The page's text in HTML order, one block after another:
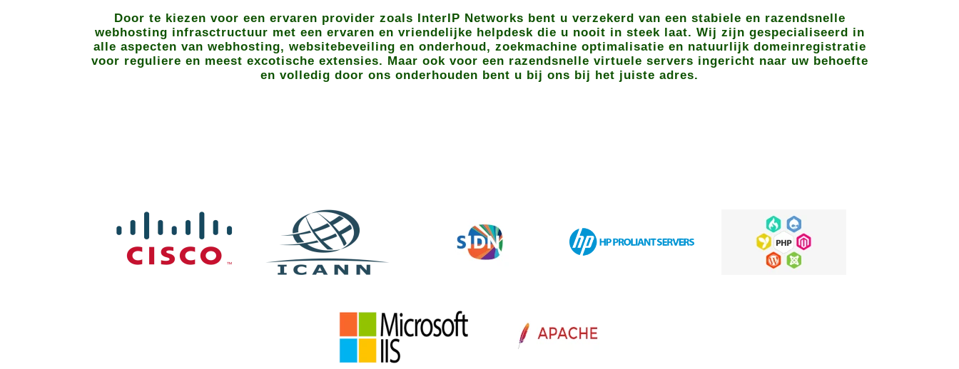
Door te kiezen voor een ervaren provider zoals InterIP Networks bent u verzekerd van een stabiele en razendsnelle
webhosting infrasctructuur met een ervaren en vriendelijke helpdesk die u nooit in steek laat. Wij zijn gespecialiseerd in
alle aspecten van webhosting, websitebeveiling en onderhoud, zoekmachine optimalisatie en natuurlijk domeinregistratie
voor reguliere en meest excotische extensies. Maar ook voor een razendsnelle virtuele servers ingericht naar uw behoefte
en volledig door ons onderhouden bent u bij ons bij het juiste adres.